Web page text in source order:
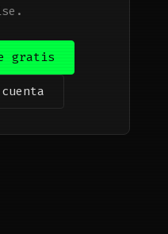
gratis